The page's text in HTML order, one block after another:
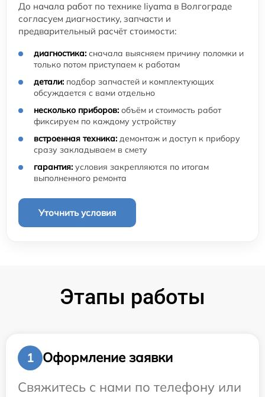
До начала работ по технике Iiyama в Волгограде
согласуем диагностику, запчасти и
предварительный расчёт стоимости:
диагностика: сначала выясняем причину поломки и
только потом приступаем к работам
детали: подбор запчастей и комплектующих
обсуждается с вами отдельно
несколько приборов: объём и стоимость работ
фиксируем по каждому устройству
встроенная техника: демонтаж и доступ к прибору
сразу закладываем в смету
гарантия: условия закрепляются по итогам
выполненного ремонта
Уточнить условия
Этапы работы
1
Оформление заявки
Свяжитесь с нами по телефону или